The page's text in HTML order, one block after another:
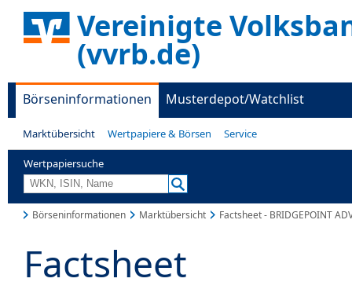
Vereinigte
(vvrb.de)
Börseninformationen Musterdepot/Watchlist
Marktübersicht Wertpapiere & Börsen Service
Wertpapiersuche
Börseninformationen Marktübersicht Factsheet - BRIDGEPOINT
Factsheet